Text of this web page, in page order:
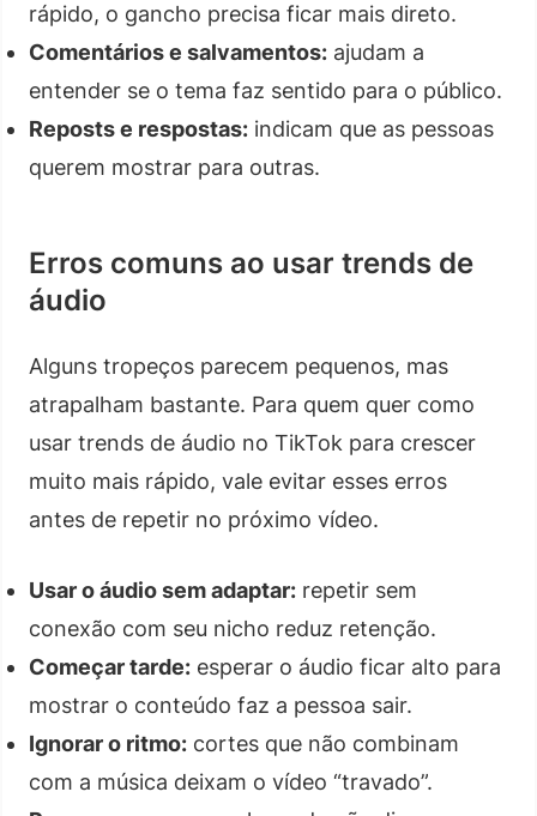
rápido, o gancho precisa ficar mais direto.
Comentários e salvamentos: ajudam a
entender se o tema faz sentido para o público.
Reposts e respostas: indicam que as pessoas
querem mostrar para outras.
Erros comuns ao usar trends de
áudio
Alguns tropeços parecem pequenos, mas
atrapalham bastante. Para quem quer como
usar trends de áudio no TikTok para crescer
muito mais rápido, vale evitar esses erros
antes de repetir no próximo vídeo.
Usar o áudio sem adaptar: repetir sem
conexão com seu nicho reduz retenção.
Começar tarde: esperar o áudio ficar alto para
mostrar o conteúdo faz a pessoa sair.
Ignorar o ritmo: cortes que não combinam
com a música deixam o vídeo “travado”.